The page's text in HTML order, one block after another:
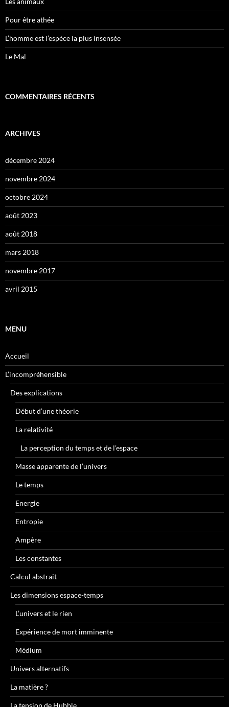
Pour être athée
L’homme est l’espèce la plus insensée
Le Mal
COMMENTAIRES RÉCENTS
ARCHIVES
décembre 2024
novembre 2024
octobre 2024
août 2023
août 2018
mars 2018
novembre 2017
avril 2015
MENU
Accueil
L’incompréhensible
Des explications
Début d’une théorie
La relativité
La perception du temps et de l’espace
Masse apparente de l’univers
Le temps
Energie
Entropie
Ampère
Les constantes
Calcul abstrait
Les dimensions espace-temps
L’univers et le rien
Expérience de mort imminente
Médium
Univers alternatifs
La matière ?